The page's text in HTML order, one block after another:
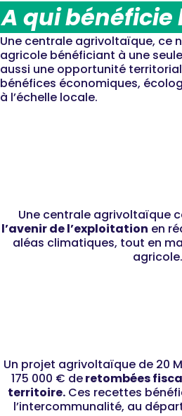
A qui
Une centrale agrivoltaïque, ce
agricole bénéficiant à une
aussi une opportunité
bénéfices économiques,
à l’échelle locale.
Une centrale agrivoltaïque
l’avenir de l’exploitation en
aléas climatiques, tout en
agricole.
Un projet agrivoltaïque de 20
175 000 € deretombées
territoire.Ces recettes
l’intercommunalité, au